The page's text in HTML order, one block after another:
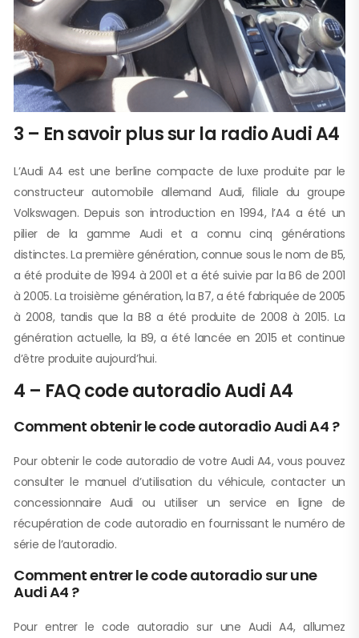
3 – En savoir plus sur la radio Audi A4
L’Audi A4 est une berline compacte de luxe produite par le
constructeur automobile allemand Audi, filiale du groupe
Volkswagen. Depuis son introduction en 1994, l’A4 a été un
pilier de la gamme Audi et a connu cinq générations
distinctes. La première génération, connue sous le nom de B5,
a été produite de 1994 à 2001 et a été suivie par la B6 de 2001
à 2005. La troisième génération, la B7, a été fabriquée de 2005
à 2008, tandis que la B8 a été produite de 2008 à 2015. La
génération actuelle, la B9, a été lancée en 2015 et continue
d’être produite aujourd’hui.
4 – FAQ code autoradio Audi A4
Comment obtenir le code autoradio Audi A4 ?
Pour obtenir le code autoradio de votre Audi A4, vous pouvez
consulter le manuel d’utilisation du véhicule, contacter un
concessionnaire Audi ou utiliser un service en ligne de
récupération de code autoradio en fournissant le numéro de
série de l’autoradio.
Comment entrer le code autoradio sur une
Audi A4 ?
Pour entrer le code autoradio sur une Audi A4, allumez